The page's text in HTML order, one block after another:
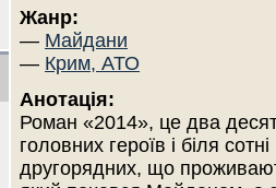
Жанр:
— Майдани
— Крим, АТО
Анотація:
Роман «2014», це два
головних героїв і біля сотні
другорядних, що